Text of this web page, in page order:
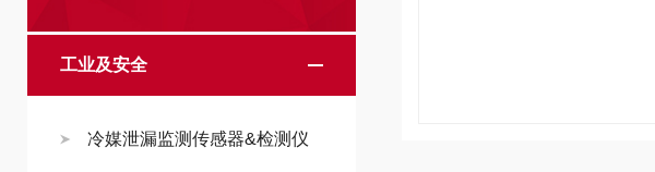
工业及安全
冷媒泄漏监测传感器&检测仪